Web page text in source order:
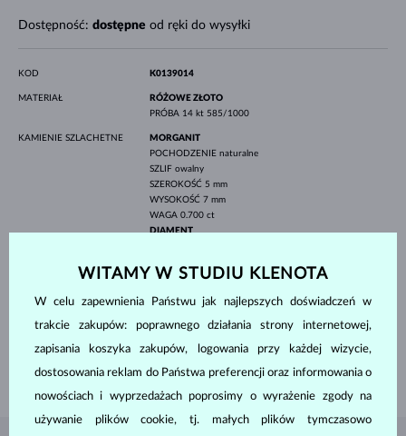
Dostępność: dostępne od ręki do wysyłki
KOD K0139014
MATERIAŁ
RÓŻOWE ZŁOTO
PRÓBA 14 kt 585/1000
KAMIENIE SZLACHETNE
MORGANIT
POCHODZENIE naturalne
SZLIF owalny
SZEROKOŚĆ 5 mm
WYSOKOŚĆ 7 mm
WAGA 0.700 ct
DIAMENT
CZYSTOŚĆ
SI
ŚREDNICA 1.0-1.2 mm
WAGA0.210 ct
SZEROKOŚĆ 2.00 mm
WAGA 2.45 g
WITAMY W STUDIU KLENOTA
W celu zapewnienia Państwu jak najlepszych doświadczeń w
trakcie zakupów: poprawnego działania strony internetowej,
zapisania koszyka zakupów, logowania przy każdej wizycie,
dostosowania reklam do Państwa preferencji oraz informowania o
nowościach i wyprzedażach poprosimy o wyrażenie zgody na
używanie plików cookie, tj. małych plików tymczasowo